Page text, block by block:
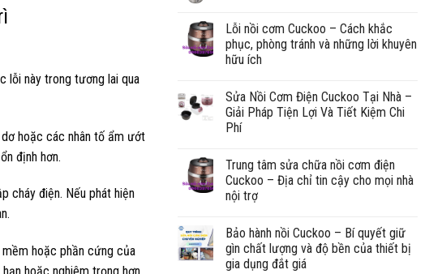
lỗi này trong tương lai qua
hoặc các nhân tố ẩm ướt
định hơn.
cháy điện. Nếu phát hiện
hoặc phần cứng của
Lỗi nồi cơm Cuckoo – Cách khắc
phục, phòng tránh và những lời khuyên
hữu ích
Sửa Nồi Cơm Điện Cuckoo Tại Nhà –
Giải Pháp Tiện Lợi Và Tiết Kiệm Chi
Phí
Trung tâm sửa chữa nồi cơm điện
Cuckoo – Địa chỉ tin cậy cho mọi nhà
nội trợ
Bảo hành nồi Cuckoo – Bí quyết giữ
gìn chất lượng và độ bền của thiết bị
gia dụng đắt giá